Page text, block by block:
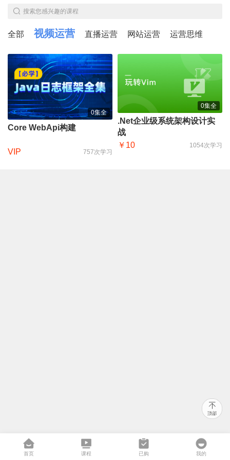
搜索您感兴趣的课程
全部 视频运营 直播运营 网站运营 运营思维
0集全
Core WebApi构建
VIP 757次学习
0集全
.Net企业级系统架构设计实
战
￥10
1054次学习
首页 课程 已购 我的